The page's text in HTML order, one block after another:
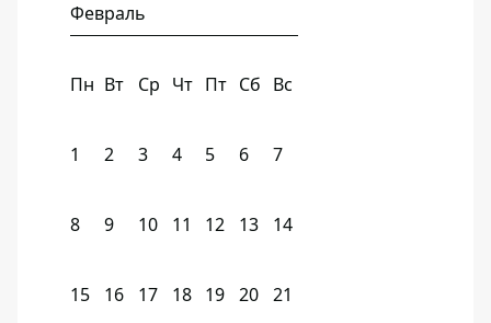
Февраль
Пн Вт Ср Чт Пт Сб Вс
1 2 3 4 5 6 7
8 9 10 11 12 13 14
15 16 17 18 19 20 21